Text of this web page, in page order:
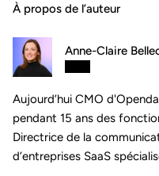
À propos de l’auteur
Anne-Claire
Aujourd’hui CMO
pendant 15 ans des
Directrice de la
d’entreprises SaaS